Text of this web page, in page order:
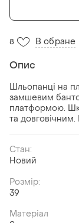
8 В обране
Опис
Шльопанці на
замшевим
платформою.
та довговічним.
Стан:
Новий
Розмір:
39
Матеріал